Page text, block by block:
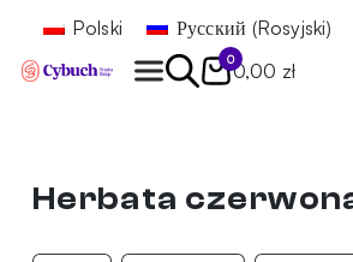
Polski Русский (Rosyjski)
0
0,00 zł
Herbata